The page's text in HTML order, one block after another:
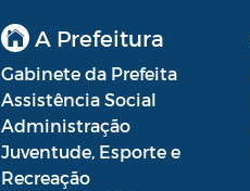
A Prefeitura
Gabinete da Prefeita
Assistência Social
Administração
Juventude, Esporte e
Recreação